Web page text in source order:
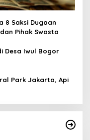
8 Saksi Dugaan
Pihak Swasta
Desa Iwul Bogor
Park Jakarta, Api